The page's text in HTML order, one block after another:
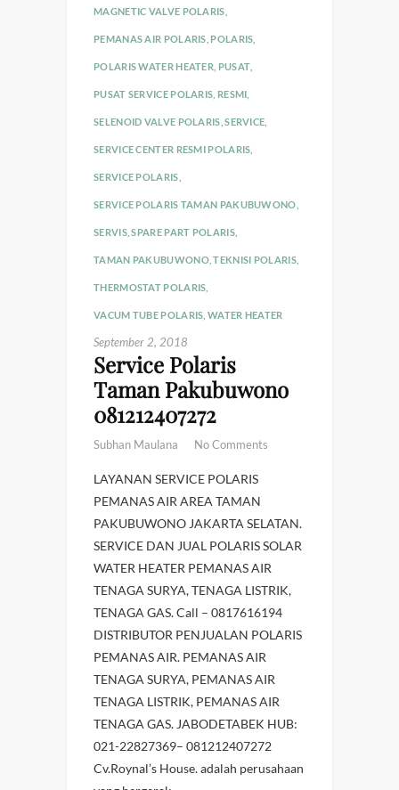
MAGNETIC VALVE POLARIS
PEMANAS AIR POLARIS POLARIS
POLARIS WATER HEATER PUSAT
PUSAT SERVICE POLARIS RESMI
SELENOID VALVE POLARIS ,SERVICE
SERVICE CENTER RESMI POLARIS
SERVICE POLARIS
SERVICE POLARIS TAMAN PAKUBUWONO
SERVIS,SPARE PART POLARIS,
TAMAN PAKUBUWONO,TEKNISI POLARIS,
THERMOSTAT POLARIS
VACUM TUBE POLARIS ,WATER HEATER
September 2, 2018
Service Polaris
Taman Pakubuwono
081212407272
Subhan Maulana No Comments
LAYANAN SERVICE POLARIS
PEMANAS AIR AREA TAMAN
PAKUBUWONO JAKARTA SELATAN.
SERVICE DAN JUAL POLARIS SOLAR
WATER HEATER PEMANAS AIR
TENAGA SURYA, TENAGA LISTRIK,
TENAGA GAS. Call – 0817616194
DISTRIBUTOR PENJUALAN POLARIS
PEMANAS AIR. PEMANAS AIR
TENAGA SURYA, PEMANAS AIR
TENAGA LISTRIK, PEMANAS AIR
TENAGA GAS. JABODETABEK HUB:
021-22827369– 081212407272
Cv.Roynal’s House. adalah perusahaan